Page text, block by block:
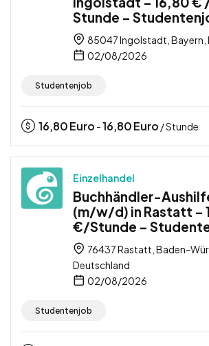
Stunde –
85047 Ingolstadt, Bayern,
02/08/2026
Studentenjob
16,80Euro -16,80Euro / Stunde
Einzelhandel
Buchhändler-
(m/w/d) in Rastatt –
€/Stunde –
76437 Rastatt, Baden-
Deutschland
02/08/2026
Studentenjob